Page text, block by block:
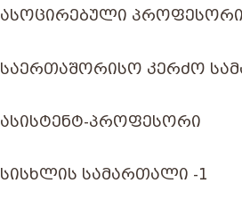
ᲐᲡᲝᲪᲘᲠᲔᲑᲣᲚᲘ ᲞᲠᲝᲤᲔᲡᲝᲠᲘ
ᲡᲐᲔᲠᲗᲐᲨᲝᲠᲘᲡᲝ ᲙᲔᲠᲫᲝ
ᲐᲡᲘᲡᲢᲔᲜᲢ-ᲞᲠᲝᲤᲔᲡᲝᲠᲘ
ᲡᲘᲡᲮᲚᲘᲡ ᲡᲐᲛᲐᲠᲗᲐᲚᲘ -1